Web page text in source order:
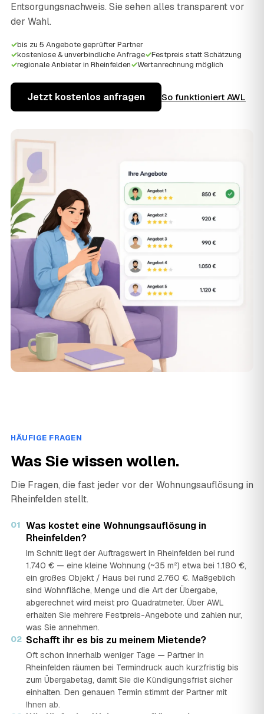
Entsorgungsnachweis. Sie sehen alles transparent vor
der Wahl.
✓bis zu 5 Angebote geprüfter Partner
✓kostenlose & unverbindliche Anfrage✓Festpreis statt Schätzung
✓regionale Anbieter in Rheinfelden✓Wertanrechnung möglich
Jetzt kostenlos anfragen So funktioniert AWL
HÄUFIGE FRAGEN
Was Sie wissen wollen.
Die Fragen, die fast jeder vor der Wohnungsauflösung in
Rheinfelden stellt.
01 Was kostet eine Wohnungsauflösung in
Rheinfelden?
Im Schnitt liegt der Auftragswert in Rheinfelden bei rund
1.740 € — eine kleine Wohnung (~35 m²) etwa bei 1.180 €,
ein großes Objekt / Haus bei rund 2.760 €. Maßgeblich
sind Wohnfläche, Menge und die Art der Übergabe,
abgerechnet wird meist pro Quadratmeter. Über AWL
erhalten Sie mehrere Festpreis-Angebote und zahlen nur,
was Sie annehmen.
02 Schafft ihr es bis zu meinem Mietende?
Oft schon innerhalb weniger Tage — Partner in
Rheinfelden räumen bei Termindruck auch kurzfristig bis
zum Übergabetag, damit Sie die Kündigungsfrist sicher
einhalten. Den genauen Termin stimmt der Partner mit
Ihnen ab.